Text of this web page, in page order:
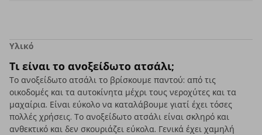
Υλικό
Τι είναι το ανοξείδωτο ατσάλι;
Το ανοξείδωτο ατσάλι το βρίσκουμε παντού: από τις
οικοδομές και τα αυτοκίνητα μέχρι τους νεροχύτες και τα
μαχαίρια. Είναι εύκολο να καταλάβουμε γιατί έχει τόσες
πολλές χρήσεις. Το ανοξείδωτο ατσάλι είναι σκληρό και
ανθεκτικό και δεν σκουριάζει εύκολα. Γενικά έχει χαμηλή